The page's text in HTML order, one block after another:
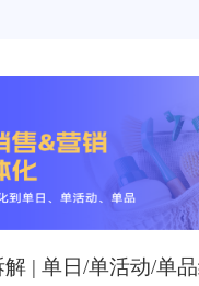
| 单日/单活动/单